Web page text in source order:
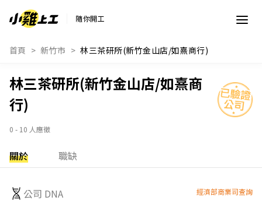
隨你開工
首頁 新竹市 林三茶研所(新竹金山店/如熹商行)
林三茶研所(新竹金山店/如熹商
行)
0 - 10 人應徵
關於 職缺
公司 DNA 經濟部商業司查詢